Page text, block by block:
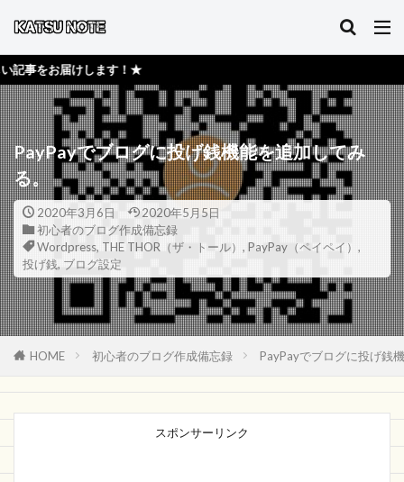
す！★
PayPayでブログに投げ銭機能を追加してみ
る。
2020年3月6日
2020年5月5日
初心者のブログ作成備忘録
Wordpress, THE THOR（ザ・トール） , PayPay（ペイペイ） ,
投げ銭, ブログ設定
HOME 初心者のブログ作成備忘録 PayPayでブログに投げ銭
スポンサーリンク